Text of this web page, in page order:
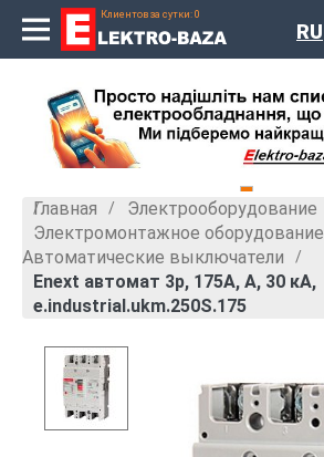
Клиентов за сутки: 0
RU
Главная » Электрооборудование
Электромонтажное оборудование
Автоматические выключатели »
Enext автомат 3р, 175А, А, 30 кА,
e.industrial.ukm.250S.175